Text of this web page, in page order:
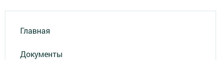
Главная
Документы